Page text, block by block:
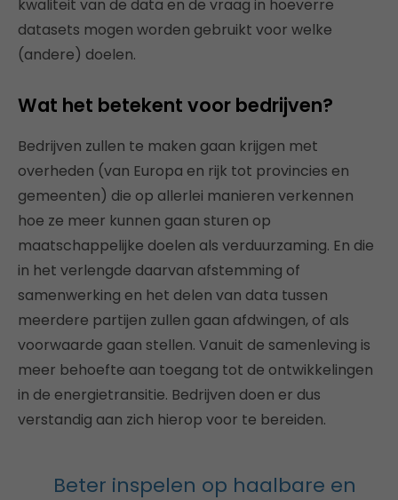
kwaliteit van de data en de vraag in hoeverre
datasets mogen worden gebruikt voor welke
(andere) doelen.
Wat het betekent voor bedrijven?
Bedrijven zullen te maken gaan krijgen met
overheden (van Europa en rijk tot provincies en
gemeenten) die op allerlei manieren verkennen
hoe ze meer kunnen gaan sturen op
maatschappelijke doelen als verduurzaming. En die
in het verlengde daarvan afstemming of
samenwerking en het delen van data tussen
meerdere partijen zullen gaan afdwingen, of als
voorwaarde gaan stellen. Vanuit de samenleving is
meer behoefte aan toegang tot de ontwikkelingen
in de energietransitie. Bedrijven doen er dus
verstandig aan zich hierop voor te bereiden.
Beter inspelen op haalbare en